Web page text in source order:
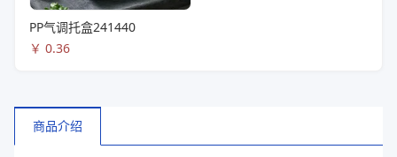
PP气调托盒241440
￥ 0.36
商品介绍